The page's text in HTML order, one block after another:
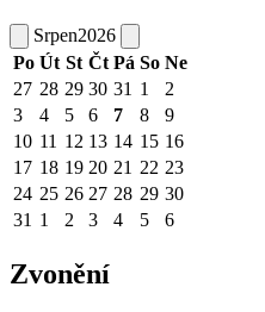
Srpen2026
Po Út St Čt Pá So Ne
27 28 29 30 31 1
2
3
4 5 6 7 8
9
10 11 12 13 14 15 16
17 18 19 20 21 22 23
24 25 26 27 28 29 30
31 1 2 3 4 5 6
Zvonění